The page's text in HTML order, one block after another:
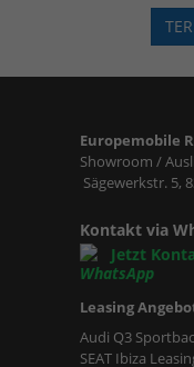
Europemobile
Showroom /
Sägewerkstr. 5,
Kontakt via
Jetzt
Leasing
Audi Q3
SEAT Ibiza